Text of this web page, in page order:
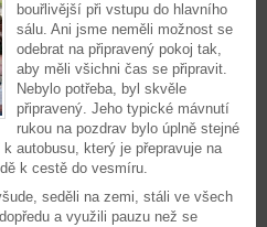
bouřlivější při vstupu do hlavního
sálu. Ani jsme neměli možnost se
odebrat na připravený pokoj tak,
aby měli všichni čas se připravit.
Nebylo potřeba, byl skvěle
připravený. Jeho typické mávnutí
rukou na pozdrav bylo úplně stejné
autobusu, který je přepravuje na
k cestě do vesmíru.
seděli na zemi, stáli ve všech
a využili pauzu než se